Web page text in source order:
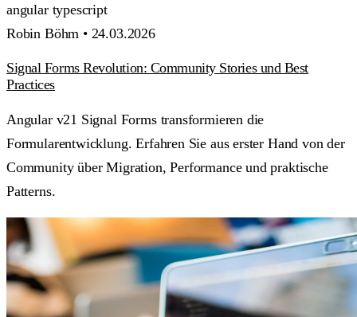
angular typescript
Robin Böhm • 24.03.2026
Signal Forms Revolution: Community Stories und Best
Practices
Angular v21 Signal Forms transformieren die
Formularentwicklung. Erfahren Sie aus erster Hand von der
Community über Migration, Performance und praktische
Patterns.